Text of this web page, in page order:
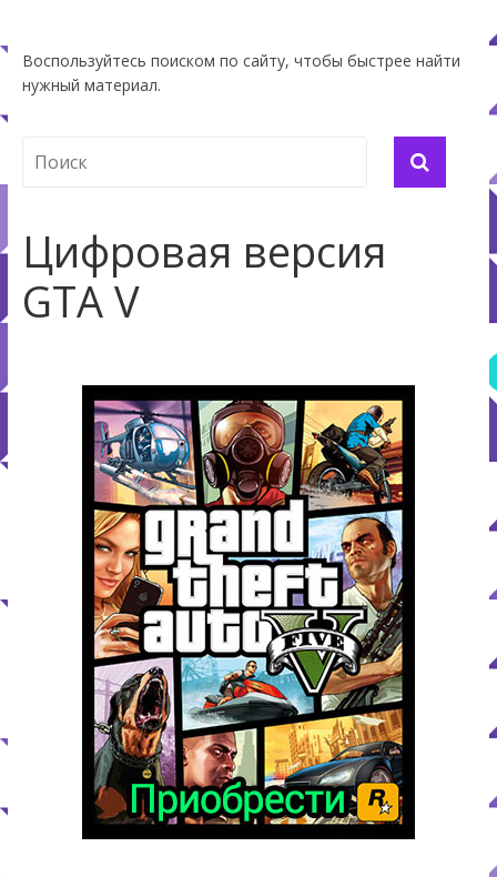
Воспользуйтесь поиском по сайту, чтобы быстрее найти
нужный материал.
Цифровая версия
GTA V